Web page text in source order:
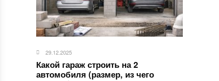
29.12.2025
Какой гараж строить на 2
автомобиля (размер, из чего